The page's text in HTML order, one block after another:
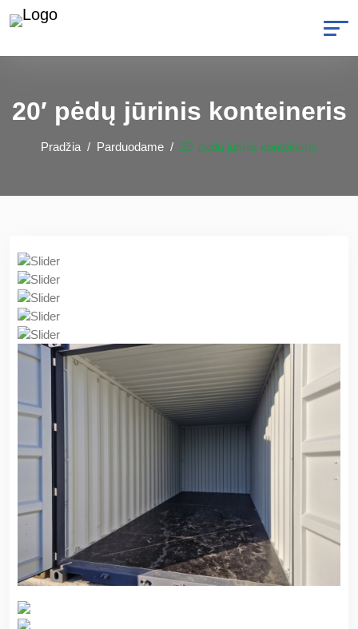
20′ pėdų jūrinis konteineris
Pradžia Parduodame 20′ pėdų jūrinis konteineris